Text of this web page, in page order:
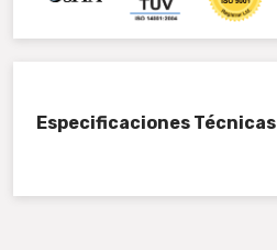
Especificaciones Técnicas